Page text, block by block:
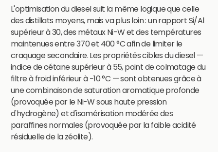
L'optimisation du diesel suit la même logique que celle
des distillats moyens, mais va plus loin : un rapport Si/Al
supérieur à 30, des métaux Ni-W et des températures
maintenues entre 370 et 400 °C afin de limiter le
craquage secondaire. Les propriétés cibles du diesel —
indice de cétane supérieur à 55, point de colmatage du
filtre à froid inférieur à −10 °C — sont obtenues grâce à
une combinaison de saturation aromatique profonde
(provoquée par le Ni-W sous haute pression
d'hydrogène) et d'isomérisation modérée des
paraffines normales (provoquée par la faible acidité
résiduelle de la zéolite).